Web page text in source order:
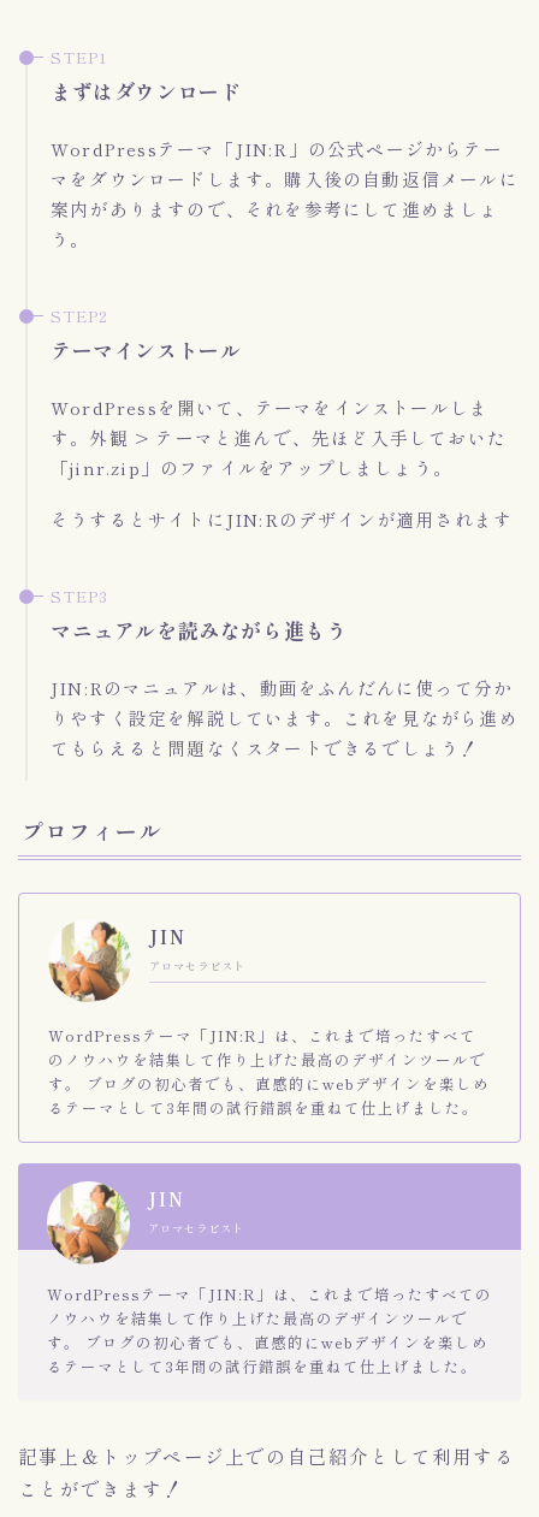
まずはダウンロード
WordPressテーマ「JIN:R」の公式ページからテー
マをダウンロードします。購入後の自動返信メールに
案内がありますので、それを参考にして進めましょ
う。
テーマインストール
WordPressを開いて、テーマをインストールしま
す。外観 > テーマと進んで、先ほど入手しておいた
「jinr.zip」のファイルをアップしましょう。
そうするとサイトにJIN:Rのデザインが適用されます
マニュアルを読みながら進もう
JIN:Rのマニュアルは、動画をふんだんに使って分か
りやすく設定を解説しています。これを見ながら進め
てもらえると問題なくスタートできるでしょう！
プロフィール
JIN
アロマセラピスト
WordPressテーマ「JIN:R」は、これまで培ったすべて
のノウハウを結集して作り上げた最高のデザインツールで
す。 ブログの初心者でも、直感的にwebデザインを楽しめ
るテーマとして3年間の試行錯誤を重ねて仕上げました。
JIN
アロマセラピスト
WordPressテーマ「JIN:R」は、これまで培ったすべての
ノウハウを結集して作り上げた最高のデザインツールで
す。 ブログの初心者でも、直感的にwebデザインを楽しめ
るテーマとして3年間の試行錯誤を重ねて仕上げました。
記事上＆トップページ上での自己紹介として利用する
ことができます！